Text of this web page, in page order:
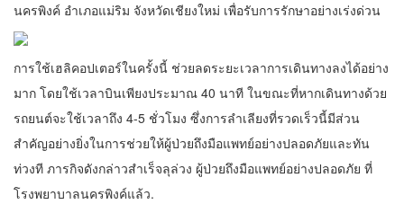
นครพิงค์ อำเภอแม่ริม จังหวัดเชียงใหม่ เพื่อรับการรักษาอย่างเร่งด่วน
การใช้เฮลิคอปเตอร์ในครั้งนี้ ช่วยลดระยะเวลาการเดินทางลงได้อย่าง
มาก โดยใช้เวลาบินเพียงประมาณ 40 นาที ในขณะที่หากเดินทางด้วย
รถยนต์จะใช้เวลาถึง 4-5 ชั่วโมง ซึ่งการลำเลียงที่รวดเร็วนี้มีส่วน
สำคัญอย่างยิ่งในการช่วยให้ผู้ป่วยถึงมือแพทย์อย่างปลอดภัยและทัน
ท่วงที ภารกิจดังกล่าวสำเร็จลุล่วง ผู้ป่วยถึงมือแพทย์อย่างปลอดภัย ที่
โรงพยาบาลนครพิงค์แล้ว.